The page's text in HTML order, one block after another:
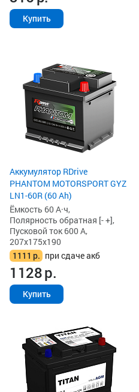
Купить
Аккумулятор RDrive
PHANTOM MOTORSPORT GYZ
LN1-60R (60 Ah)
Ёмкость 60 А·ч,
Полярность обратная [- +],
Пусковой ток 600 А,
207x175x190
1111 р. при сдаче акб
1128р.
Купить